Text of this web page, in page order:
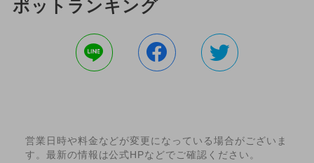
ポットランキング
営業日時や料金などが変更になっている場合がございま
す。最新の情報は公式HPなどでご確認ください。